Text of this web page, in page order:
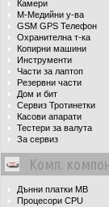
Камери
М-Медийни у-ва
GSM GPS Телефон
Охранителна т-ка
Копирни машини
Инструменти
Части за лаптоп
Резервни части
Дом и бит
Сервиз Тротинетки
Касови апарати
Тестери за валута
За сервиз
Комп.
Дънни платки MB
Процесори CPU